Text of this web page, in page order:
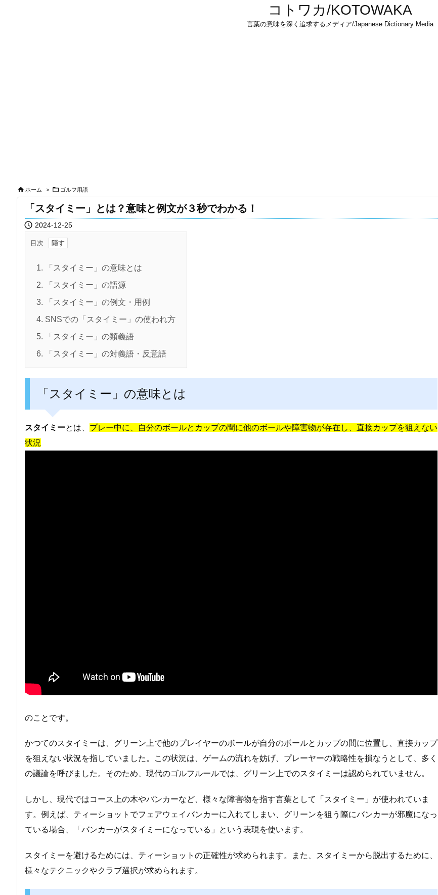
コトワカ/KOTOWAKA
言葉の意味を深く追求するメディア/Japanese Dictionary Media
 ホーム >  ゴルフ用語
「スタイミー」とは？意味と例文が３秒でわかる！
 2024-12-25
目次
1. 「スタイミー」の意味とは
2. 「スタイミー」の語源
3. 「スタイミー」の例文・用例
4. SNSでの「スタイミー」の使われ方
5. 「スタイミー」の類義語
6. 「スタイミー」の対義語・反意語
「スタイミー」の意味とは
スタイミーとは、 プレー中に、自分のボールとカップの間に他のボールや障害物が存在し、直接カップを狙えない
状況
のことです。
かつてのスタイミーは、グリーン上で他のプレイヤーのボールが自分のボールとカップの間に位置し、直接カップ
を狙えない状況を指していました。この状況は、ゲームの流れを妨げ、プレーヤーの戦略性を損なうとして、多く
の議論を呼びました。そのため、現代のゴルフルールでは、グリーン上でのスタイミーは認められていません。
しかし、現代ではコース上の木やバンカーなど、様々な障害物を指す言葉として「スタイミー」が使われていま
す。例えば、ティーショットでフェアウェイバンカーに入れてしまい、グリーンを狙う際にバンカーが邪魔になっ
ている場合、「バンカーがスタイミーになっている」という表現を使います。
スタイミーを避けるためには、ティーショットの正確性が求められます。また、スタイミーから脱出するために、
様々なテクニックやクラブ選択が求められます。